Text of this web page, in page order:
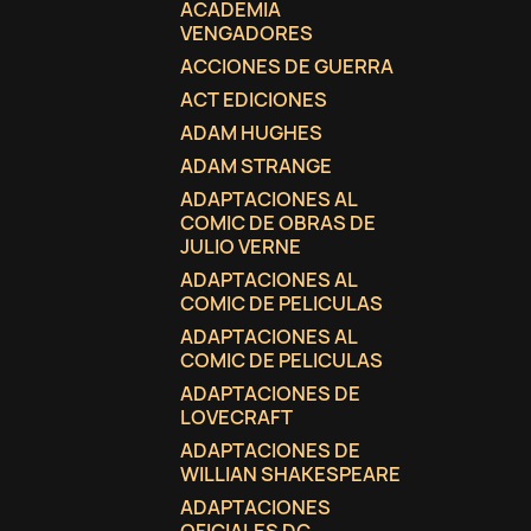
ACADEMIA
VENGADORES
ACCIONES DE GUERRA
ACT EDICIONES
ADAM HUGHES
ADAM STRANGE
ADAPTACIONES AL
COMIC DE OBRAS DE
JULIO VERNE
ADAPTACIONES AL
COMIC DE PELICULAS
ADAPTACIONES AL
COMIC DE PELICULAS
ADAPTACIONES DE
LOVECRAFT
ADAPTACIONES DE
WILLIAN SHAKESPEARE
ADAPTACIONES